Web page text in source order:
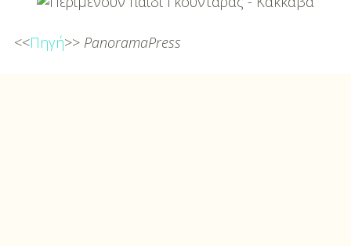
<<Πηγή>> PanoramaPress